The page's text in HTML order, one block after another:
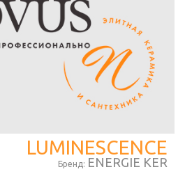
LUMINESCENCE
Бренд: ENERGIE KER